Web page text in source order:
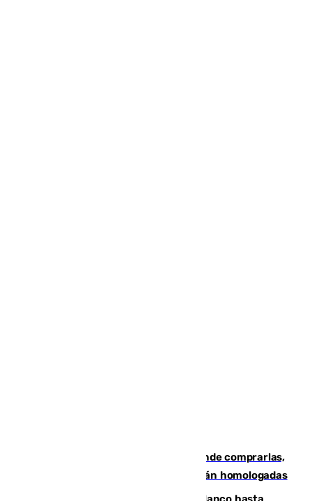
Gafas para el eclipse solar 2026: dónde comprarlas,
dónde conseguirlas y cómo saber si están homologadas